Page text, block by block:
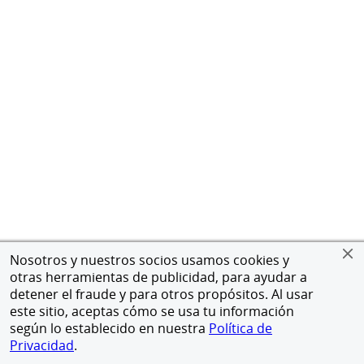
Nosotros y nuestros socios usamos cookies y
otras herramientas de publicidad, para ayudar a
detener el fraude y para otros propósitos. Al usar
este sitio, aceptas cómo se usa tu información
según lo establecido en nuestra Política de
Privacidad.